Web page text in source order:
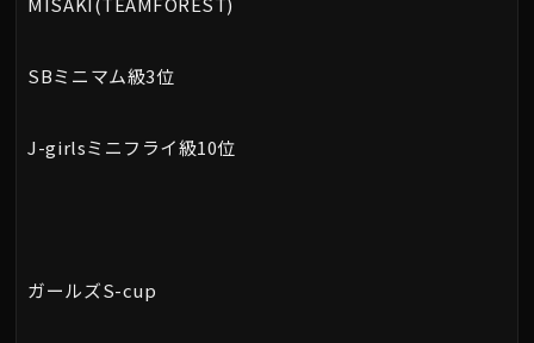
SBミニマム級3位
J-girlsミニフライ級10位
ガールズS-cup